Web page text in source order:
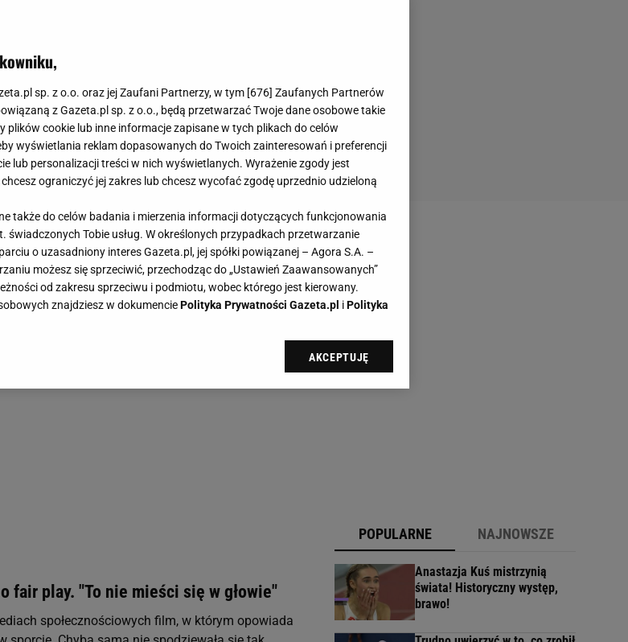
fair play. "To nie mieści się w głowie"
społecznościowych film, w którym opowiada
POPULARNE NAJNOWSZE
Anastazja Kuś mistrzynią
świata! Historyczny występ,
brawo!
sp. z o.o. oraz jej Zaufani Partnerzy, w tym [676] Zaufanych Partnerów
z Gazeta.pl sp. z o.o., będą przetwarzać Twoje dane osobowe takie
plików cookie lub inne informacje zapisane w tych plikach do celów
wyświetlania reklam dopasowanych do Twoich zainteresowań i preferencji
lub personalizacji treści w nich wyświetlanych. Wyrażenie zgody jest
ograniczyć jej zakres lub chcesz wycofać zgodę uprzednio udzieloną
także do celów badania i mierzenia informacji dotyczących funkcjonowania
świadczonych Tobie usług. W określonych przypadkach przetwarzanie
o uzasadniony interes Gazeta.pl, jej spółki powiązanej – Agora S.A. –
możesz się sprzeciwić, przechodząc do „Ustawień Zaawansowanych”
od zakresu sprzeciwu i podmiotu, wobec którego jest kierowany.
znajdziesz w dokumenciePolityka Prywatności Gazeta.pl iPolityka
i przechowywanie plików cookie Gazeta.pl sp. z o.o., jej
końcowym. Możesz w każdej chwili zmienić swoje preferencje
AKCEPTUJĘ